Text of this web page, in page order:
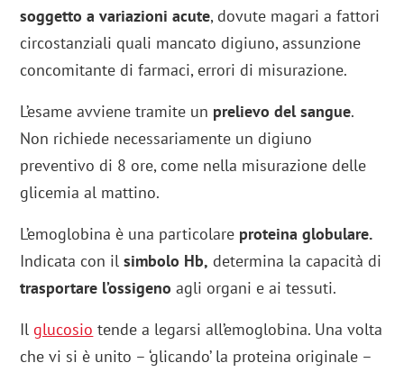
soggetto a variazioni acute, dovute magari a fattori
circostanziali quali mancato digiuno, assunzione
concomitante di farmaci, errori di misurazione.
L’esame avviene tramite un prelievo del sangue.
Non richiede necessariamente un digiuno
preventivo di 8 ore, come nella misurazione delle
glicemia al mattino.
L’emoglobina è una particolare proteina globulare.
Indicata con ilsimbolo Hb, determina la capacità di
trasportare l’ossigeno agli organi e ai tessuti.
Ilglucosio tende a legarsi all’emoglobina. Una volta
che vi si è unito – ‘glicando’ la proteina originale –